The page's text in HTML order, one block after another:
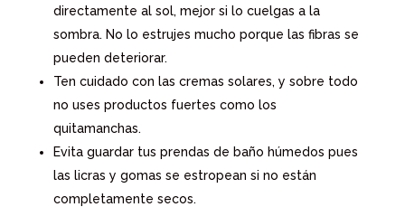
directamente al sol, mejor si lo cuelgas a la
sombra. No lo estrujes mucho porque las fibras se
pueden deteriorar.
Ten cuidado con las cremas solares, y sobre todo
no uses productos fuertes como los
quitamanchas.
Evita guardar tus prendas de baño húmedos pues
las licras y gomas se estropean si no están
completamente secos.